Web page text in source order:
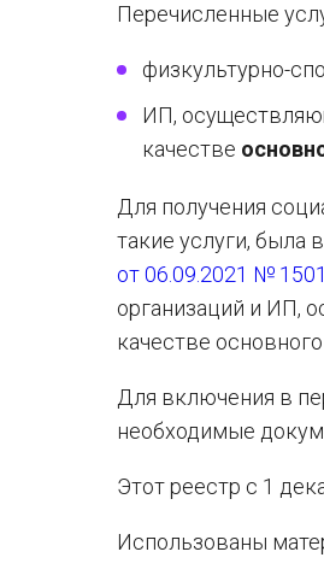
Перечисленные
физкультурно-
ИП,
качестве
Для получения
такие услуги,
от 06.09.2021 № 1501
организаций и ИП,
качестве основного
Для включения в
необходимые
Этот реестр с 1
Использованы